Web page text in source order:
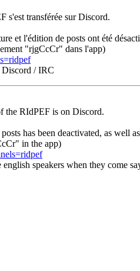
s'est transférée sur Discord.
et l'édition de posts ont été
"rjgCcCr" dans l'app)
Discord / IRC
the RIdPEF is on Discord.
has been deactivated, as well
in the app)
speakers when they come